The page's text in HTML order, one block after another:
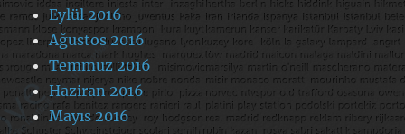
Eylül 2016
Ağustos 2016
Temmuz 2016
Haziran 2016
Mayıs 2016